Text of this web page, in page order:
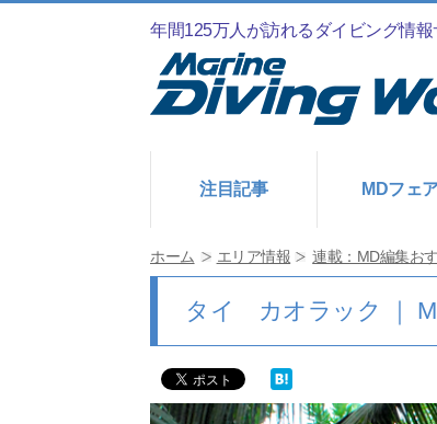
年間125万人が訪れるダイビング情報
注目記事 MDフェ
ホーム エリア情報 連載：MD編集お
タイ カオラック ｜